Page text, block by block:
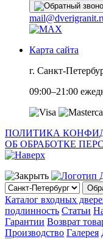
Карта сайта
г. Санкт-
09:00–21:00
ПОЛИТИКА
ОБ ОБРАБОТКЕ
Каталог входных
подлинность Статьи
Гарантии Возврат
Производство Галерея